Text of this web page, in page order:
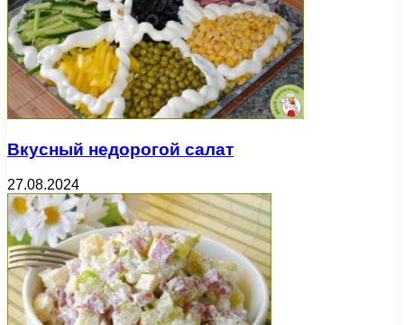
Вкусный недорогой салат
27.08.2024